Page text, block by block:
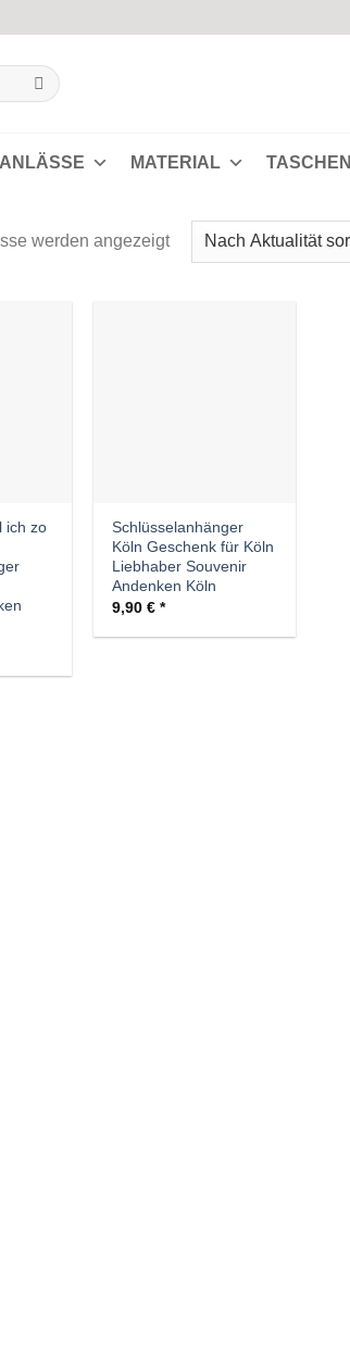
ANLÄSSE MATERIAL TASCHEN
werden angezeigtNach
Aktualität
ich zo
Schlüsselanhänger
Köln Geschenk für Köln
Liebhaber Souvenir
Andenken Köln
9,90 €